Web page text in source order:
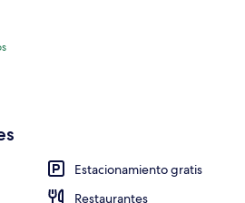
Estacionamiento gratis
Restaurantes